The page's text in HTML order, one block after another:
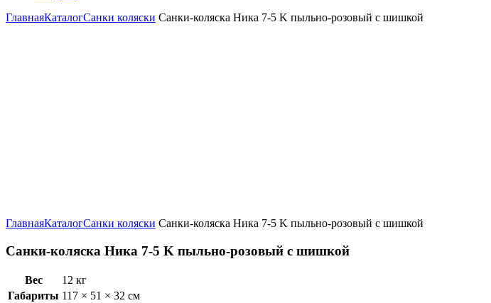
ГлавнаяКаталогСанки коляски Санки-коляска Ника 7-5 K пыльно-розовый с шишкой
ГлавнаяКаталогСанки коляски Санки-коляска Ника 7-5 K пыльно-розовый с шишкой
Санки-коляска Ника 7-5 K пыльно-розовый с шишкой
Вес
12 кг
Габариты 117 × 51 × 32 см